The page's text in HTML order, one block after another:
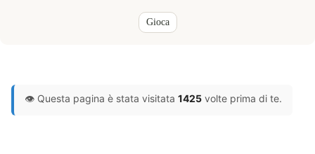
Gioca
👁️ Questa pagina è stata visitata 1425 volte prima di te.